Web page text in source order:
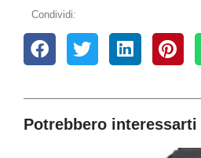
Condividi:
Potrebbero interessarti